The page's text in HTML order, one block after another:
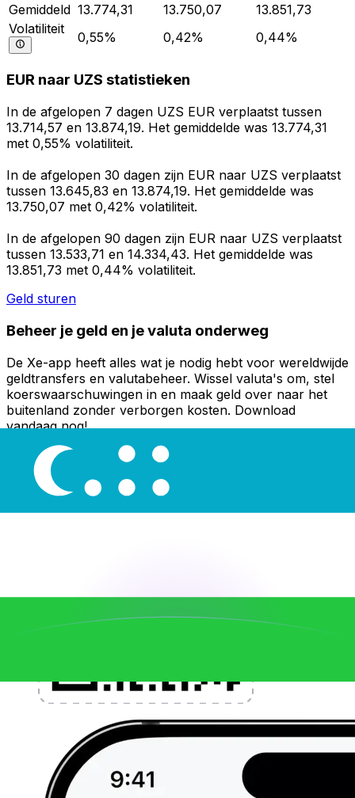
Gemiddeld 13.774,31 13.750,07
13.851,73
Volatiliteit
0,55% 0,42% 0,44%
EUR naar UZS statistieken
In de afgelopen 7 dagen UZS EUR verplaatst tussen
13.714,57 en 13.874,19. Het gemiddelde was 13.774,31
met 0,55% volatiliteit.
In de afgelopen 30 dagen zijn EUR naar UZS verplaatst
tussen 13.645,83 en 13.874,19. Het gemiddelde was
13.750,07 met 0,42% volatiliteit.
In de afgelopen 90 dagen zijn EUR naar UZS verplaatst
tussen 13.533,71 en 14.334,43. Het gemiddelde was
13.851,73 met 0,44% volatiliteit.
Geld sturen
Beheer je geld en je valuta onderweg
De Xe-app heeft alles wat je nodig hebt voor wereldwijde
geldtransfers en valutabeheer. Wissel valuta's om, stel
koerswaarschuwingen in en maak geld over naar het
buitenland zonder verborgen kosten. Download
vandaag nog!